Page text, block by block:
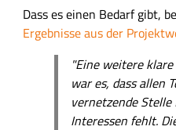
Dass es einen Bedarf gibt,
Ergebnisse aus der
"Eine weitere
war es, dass allen
vernetzende
Interessen fehlt.